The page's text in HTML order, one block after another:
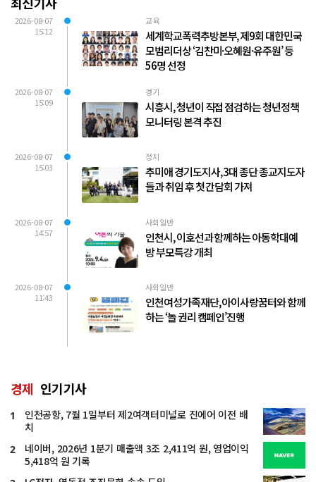
2026-08-07
15:12
교육
세계학교폭력추방본부, 제9회 대한민국
모범리더상 ‘김찬미·오혜원·유주원’ 등
56명 선정
2026-08-07
15:09
경기
시흥시, 청년이 직접 점검하는 청년정책
모니터링 본격 추진
2026-08-07
15:03
정치
추미애 경기도지사, 3대 종단 종교지도자
들과 취임 후 첫 간담회 가져
2026-08-07
14:57
사회일반
인천시, 이호선과 함께하는 아동학대예
방 부모특강 개최
2026-08-07
11:43
사회일반
인천여성가족재단, 아이사랑꿈터와 함께
하는 ‘놀 권리 캠페인’진행
경제 인기기사
1
인천공항, 7월 1일부터 제2여객터미널로 진에어 이전 배
치
2
네이버, 2026년 1분기 매출액 3조 2,411억 원, 영업이익
5,418억 원 기록